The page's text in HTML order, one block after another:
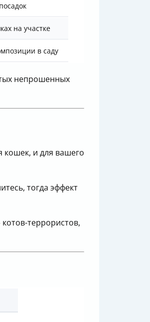
на участке
в саду
непрошенных
кошек, и для вашего
тогда эффект
террористов,